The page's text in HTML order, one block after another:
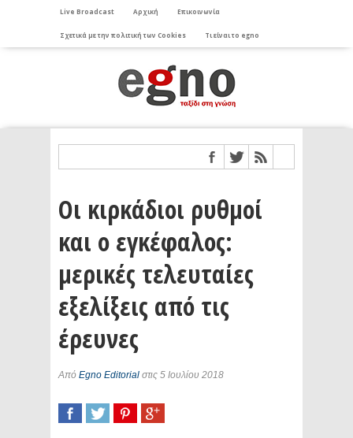
Live Broadcast Αρχική Επικοινωνία
Σχετικά με την πολιτική των Cookies Τι είναι το egno
Οι κιρκάδιοι ρυθμοί
και ο εγκέφαλος:
μερικές τελευταίες
εξελίξεις από τις
έρευνες
Από Egno Editorial στις 5 Ιουλίου 2018